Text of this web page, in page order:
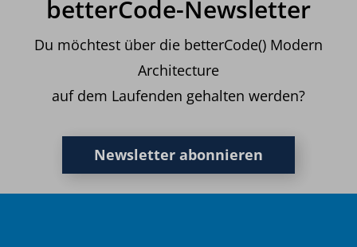
betterCode-Newsletter
Du möchtest über die betterCode() Modern
Architecture
auf dem Laufenden gehalten werden?
Newsletter abonnieren